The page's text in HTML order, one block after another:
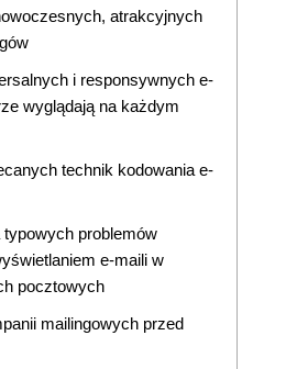
atrakcyjnych
i responsywnych e-
wyglądają na każdym
technik kodowania e-
problemów
e-maili w
pocztowych
mailingowych przed